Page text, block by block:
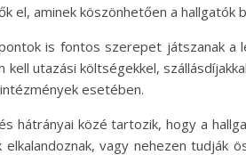
el, aminek köszönhetően a hallgatók
is fontos szerepet játszanak a
kell utazási költségekkel,
esetében.
hátrányai közé tartozik, hogy a
elkalandoznak, vagy nehezen tudják